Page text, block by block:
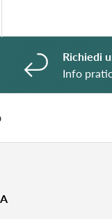
3 al 28
Richiedi
Info